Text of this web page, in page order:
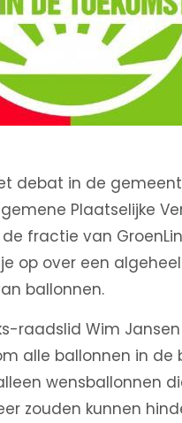
debat in de
Plaatselijke
de fractie van
op over een
ballonnen.
raadslid Wim
alle ballonnen in de
wensballonnen
zouden kunnen